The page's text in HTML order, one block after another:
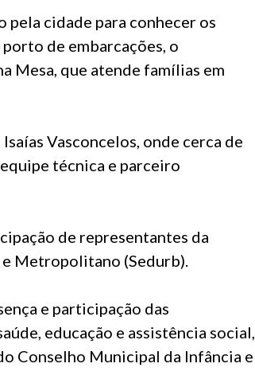
cidade para conhecer os
de embarcações, o
Mesa, que atende famílias em
Vasconcelos, onde cerca de
técnica e parceiro
de representantes da
Metropolitano (Sedurb).
e participação das
educação e assistência social,
Conselho Municipal da Infância e